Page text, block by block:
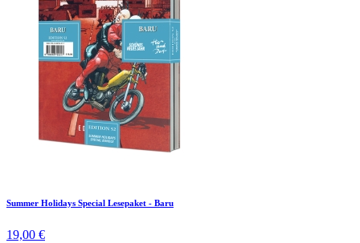
Summer Holidays Special Lesepaket - Baru
19,00 €